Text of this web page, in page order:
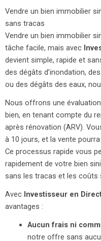
Vendre un bien immobilier
sans tracas
Vendre un bien immobilier
tâche facile, mais avec
devient simple, rapide et
des dégâts d’inondation,
ou des dégâts des eaux,
Nous offrons une
bien, en tenant compte du
après rénovation (ARV).
à 10 jours, et la vente
Ce processus rapide vous
rapidement de votre bien
sans les tracas et les coûts
Avec Investisseur en
avantages :
Aucun frais ni
notre offre sans